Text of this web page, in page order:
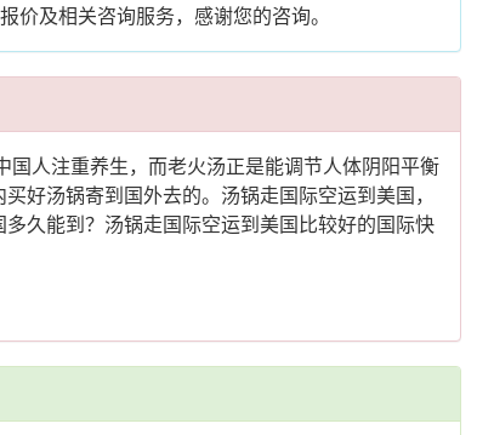
及相关咨询服务，感谢您的咨询。
人注重养生，而老火汤正是能调节人体阴阳平衡
好汤锅寄到国外去的。汤锅走国际空运到美国，
久能到？汤锅走国际空运到美国比较好的国际快